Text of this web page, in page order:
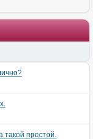
такой простой.